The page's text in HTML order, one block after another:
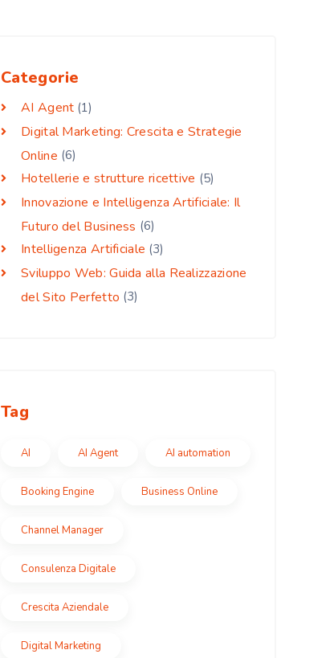
Categorie
AI Agent (1)
Digital Marketing: Crescita e Strategie
Online (6)
Hotellerie e strutture ricettive (5)
Innovazione e Intelligenza Artificiale: Il
Futuro del Business (6)
Intelligenza Artificiale (3)
Sviluppo Web: Guida alla Realizzazione
del Sito Perfetto (3)
Tag
AI AI Agent AI automation
Booking Engine Business Online
Channel Manager
Consulenza Digitale
Crescita Aziendale
Digital Marketing